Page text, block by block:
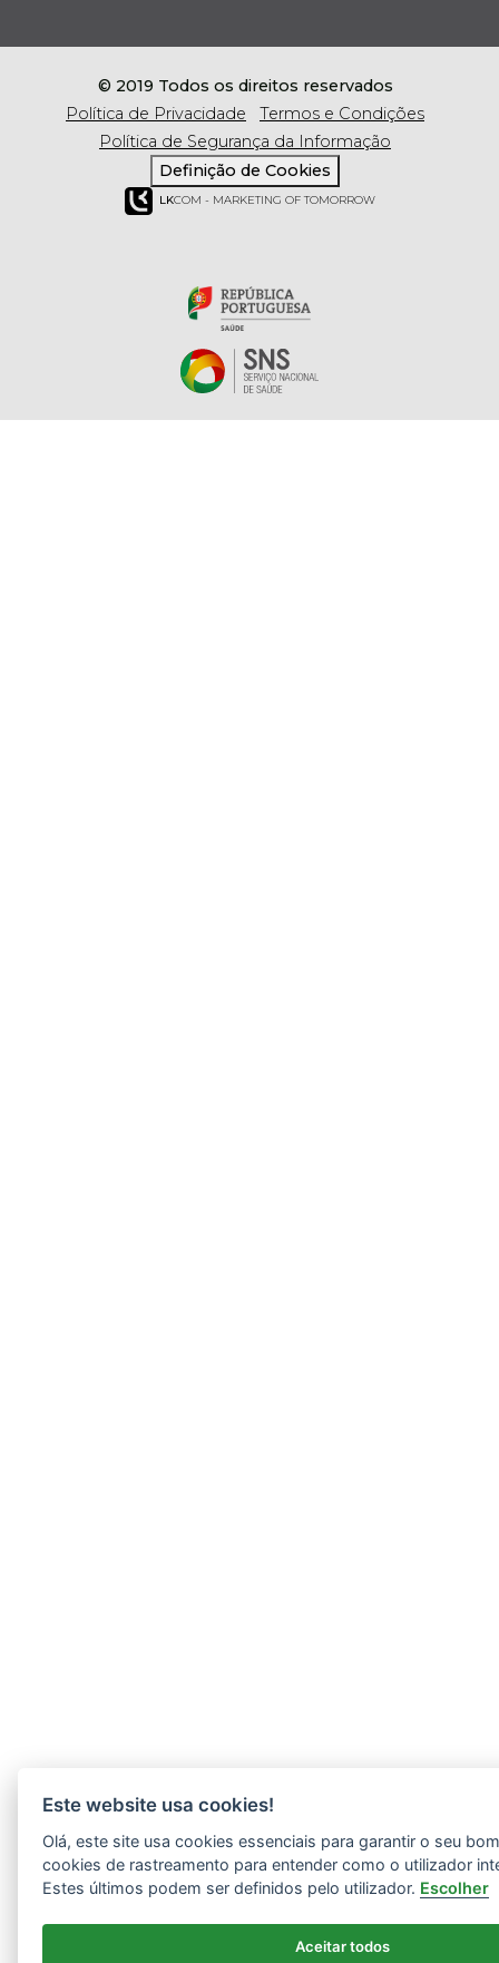
© 2019 Todos os direitos reservados
Política de Privacidade
Termos e Condições
Política de Segurança da Informação
Definição de Cookies
LKCOM - MARKETING OF TOMORROW
Este website usa cookies!
Olá, este site usa cookies essenciais para garantir o seu
cookies de rastreamento para entender como o utilizador
Estes últimos podem ser definidos pelo utilizador. Escolher
Aceitar todos